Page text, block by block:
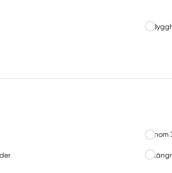
Inom